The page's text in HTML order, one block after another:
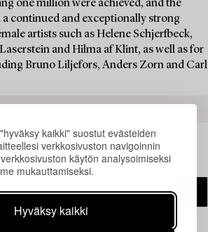
kaikki" suostut evästeiden
verkkosivuston navigoinnin
käytön analysoimiseksi
mukauttamiseksi.
Hyväksy kaikki
one million were achieved, and the
continued and exceptionally strong
artists such as Helene Schjerfbeck,
and Hilma af Klint, as well as for
Bruno Liljefors, Anders Zorn and Carl